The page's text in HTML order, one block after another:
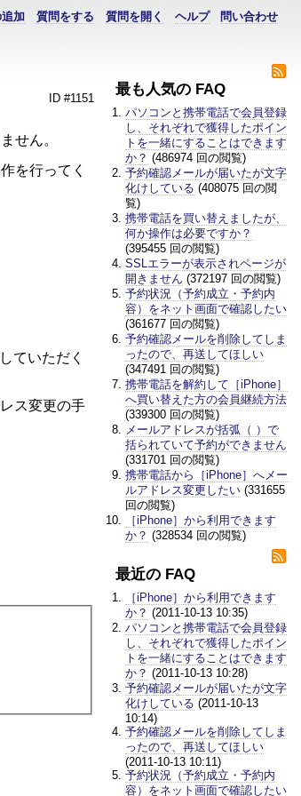
問い合わせ
ヘルプ
質問を開く
質問をする
加
最も人気の FAQ
パソコンと携帯電話で会員登録
し、それぞれで獲得したポイン
トを一緒にすることはできます
か？ (486974 回の閲覧)
予約確認メールが届いたが文字
化けしている (408075 回の閲
覧)
携帯電話を買い替えましたが、
何か操作は必要ですか？
(395455 回の閲覧)
SSLエラーが表示されページが
開きません (372197 回の閲覧)
予約状況（予約成立・予約内
容）をネット画面で確認したい
(361677 回の閲覧)
予約確認メールを削除してしま
ったので、再送してほしい
(347491 回の閲覧)
携帯電話を解約して［iPhone］
へ買い替えた方の会員継続方法
(339300 回の閲覧)
メールアドレスが括弧（ ）で
括られていて予約ができません
(331701 回の閲覧)
携帯電話から［iPhone］へメー
ルアドレス変更したい (331655
回の閲覧)
［iPhone］から利用できます
か？ (328534 回の閲覧)
最近の FAQ
［iPhone］から利用できます
か？ (2011-10-13 10:35)
パソコンと携帯電話で会員登録
し、それぞれで獲得したポイン
トを一緒にすることはできます
か？ (2011-10-13 10:28)
予約確認メールが届いたが文字
化けしている (2011-10-13
10:14)
予約確認メールを削除してしま
ったので、再送してほしい
(2011-10-13 10:11)
予約状況（予約成立・予約内
容）をネット画面で確認したい
ID #1151
せん。
を行ってく
ていただく
ス変更の手